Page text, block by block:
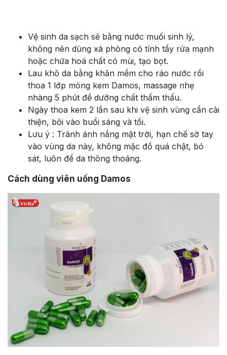
Vệ sinh da sạch sẽ bằng nước muối sinh lý,
không nên dùng xà phòng có tính tẩy rửa mạnh
hoặc chứa hoá chất có mùi, tạo bọt.
Lau khô da bằng khăn mềm cho ráo nước rồi
thoa 1 lớp mỏng kem Damos, massage nhẹ
nhàng 5 phút để dưỡng chất thẩm thấu.
Ngày thoa kem 2 lần sau khi vệ sinh vùng cần cải
thiện, bôi vào buổi sáng và tối.
Lưu ý : Tránh ánh nắng mặt trời, hạn chế sờ tay
vào vùng da này, không mặc đồ quá chật, bó
sát, luôn để da thông thoáng.
Cách dùng viên uống Damos